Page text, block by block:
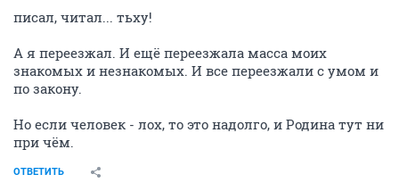
писал, читал... тьху!
А я переезжал. И ещё переезжала масса моих
знакомых и незнакомых. И все переезжали с умом и
по закону.
Но если человек - лох, то это надолго, и Родина тут ни
при чём.
ОТВЕТИТЬ